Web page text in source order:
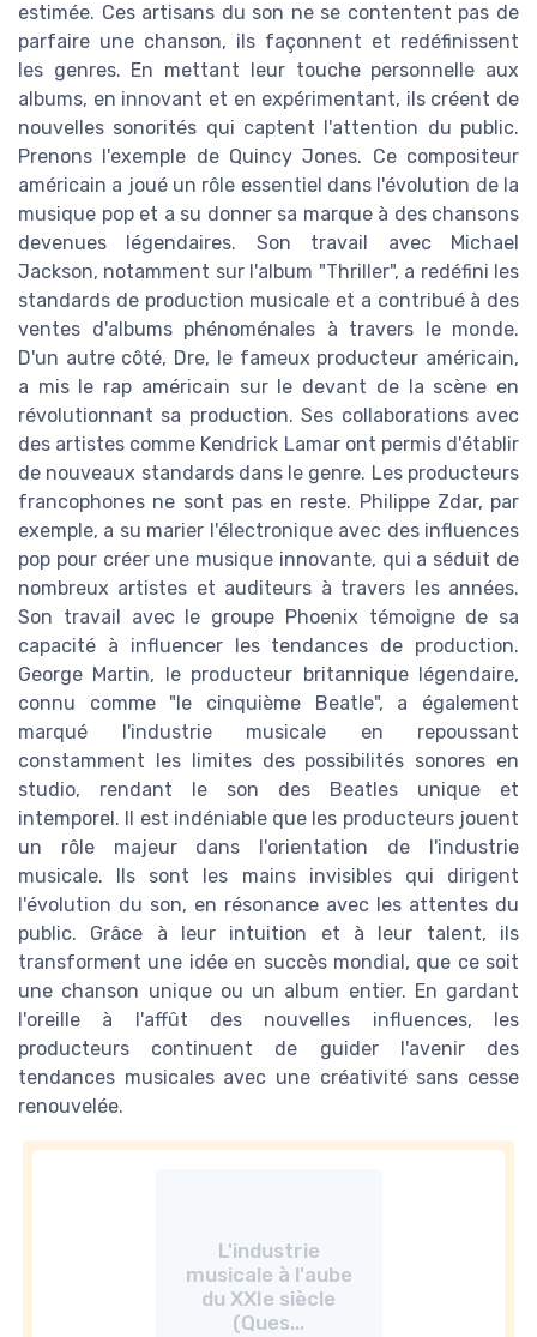
estimée. Ces artisans du son ne se contentent pas de
parfaire une chanson, ils façonnent et redéfinissent
les genres. En mettant leur touche personnelle aux
albums, en innovant et en expérimentant, ils créent de
nouvelles sonorités qui captent l'attention du public.
Prenons l'exemple de Quincy Jones. Ce compositeur
américain a joué un rôle essentiel dans l'évolution de la
musique pop et a su donner sa marque à des chansons
devenues légendaires. Son travail avec Michael
Jackson, notamment sur l'album "Thriller", a redéfini les
standards de production musicale et a contribué à des
ventes d'albums phénoménales à travers le monde.
D'un autre côté, Dre, le fameux producteur américain,
a mis le rap américain sur le devant de la scène en
révolutionnant sa production. Ses collaborations avec
des artistes comme Kendrick Lamar ont permis d'établir
de nouveaux standards dans le genre. Les producteurs
francophones ne sont pas en reste. Philippe Zdar, par
exemple, a su marier l'électronique avec des influences
pop pour créer une musique innovante, qui a séduit de
nombreux artistes et auditeurs à travers les années.
Son travail avec le groupe Phoenix témoigne de sa
capacité à influencer les tendances de production.
George Martin, le producteur britannique légendaire,
connu comme "le cinquième Beatle", a également
marqué l'industrie musicale en repoussant
constamment les limites des possibilités sonores en
studio, rendant le son des Beatles unique et
intemporel. Il est indéniable que les producteurs jouent
un rôle majeur dans l'orientation de l'industrie
musicale. Ils sont les mains invisibles qui dirigent
l'évolution du son, en résonance avec les attentes du
public. Grâce à leur intuition et à leur talent, ils
transforment une idée en succès mondial, que ce soit
une chanson unique ou un album entier. En gardant
l'oreille à l'affût des nouvelles influences, les
producteurs continuent de guider l'avenir des
tendances musicales avec une créativité sans cesse
renouvelée.
L'industrie
musicale à l'aube
du XXIe siècle
(Ques...